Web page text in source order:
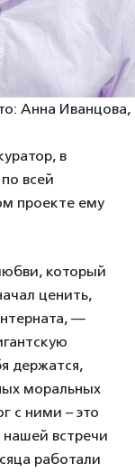
Анна
в
всей
проекте ему
который
ценить,
—
держатся,
моральных
с ними – это
встречи
работали